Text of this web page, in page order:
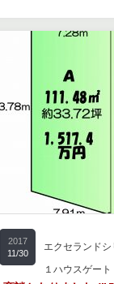
2017
11/30
エクセランドシ
１ハウスゲート